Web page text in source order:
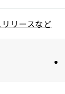
リースなど